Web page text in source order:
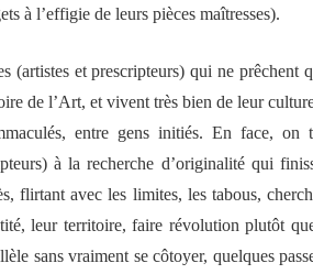
à l’effigie de leurs pièces maîtresses).
(artistes et prescripteurs) qui ne prêchent
de l’Art, et vivent très bien de leur
entre gens initiés. En face, on
à la recherche d’originalité qui
flirtant avec les limites, les tabous,
leur territoire, faire révolution plutôt
sans vraiment se côtoyer, quelques